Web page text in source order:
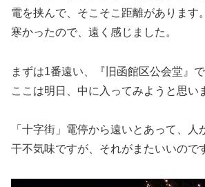
電を挟んで、そこそこ距離があります。
寒かったので、遠く感じました。
まずは1番遠い、『旧函館区公会堂』で
ここは明日、中に入ってみようと思い
「十字街」電停から遠いとあって、人
干不気味ですが、それがまたいいので